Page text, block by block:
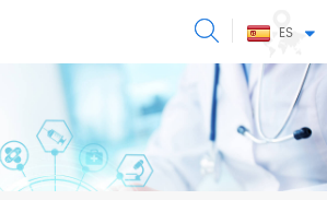
ES